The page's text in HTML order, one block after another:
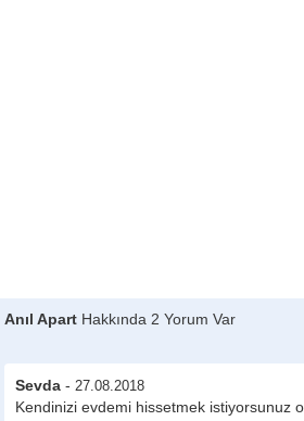
Anıl Apart Hakkında 2 Yorum Var
Sevda - 27.08.2018
Kendinizi evdemi hissetmek istiyorsunuz